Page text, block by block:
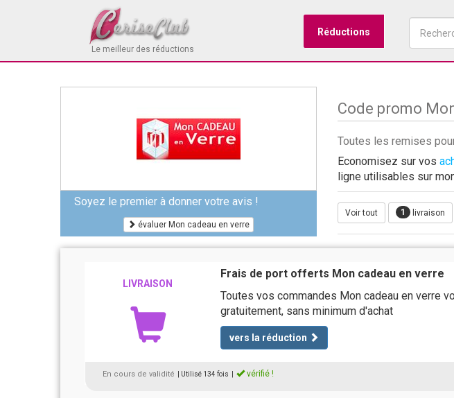
Le meilleur des réductions
Réductions
Soyez le premier à donner votre avis !
évaluer Mon cadeau en verre
Code promo
Toutes les remises
Economisez sur vos
ligne utilisables sur
Voir tout 1 livraison
LIVRAISON
Frais de port offerts Mon cadeau en verre
Toutes vos commandes Mon cadeau en verre
gratuitement, sans minimum d'achat
vers la réduction
En cours de validité | Utilisé 134 fois vérifié !